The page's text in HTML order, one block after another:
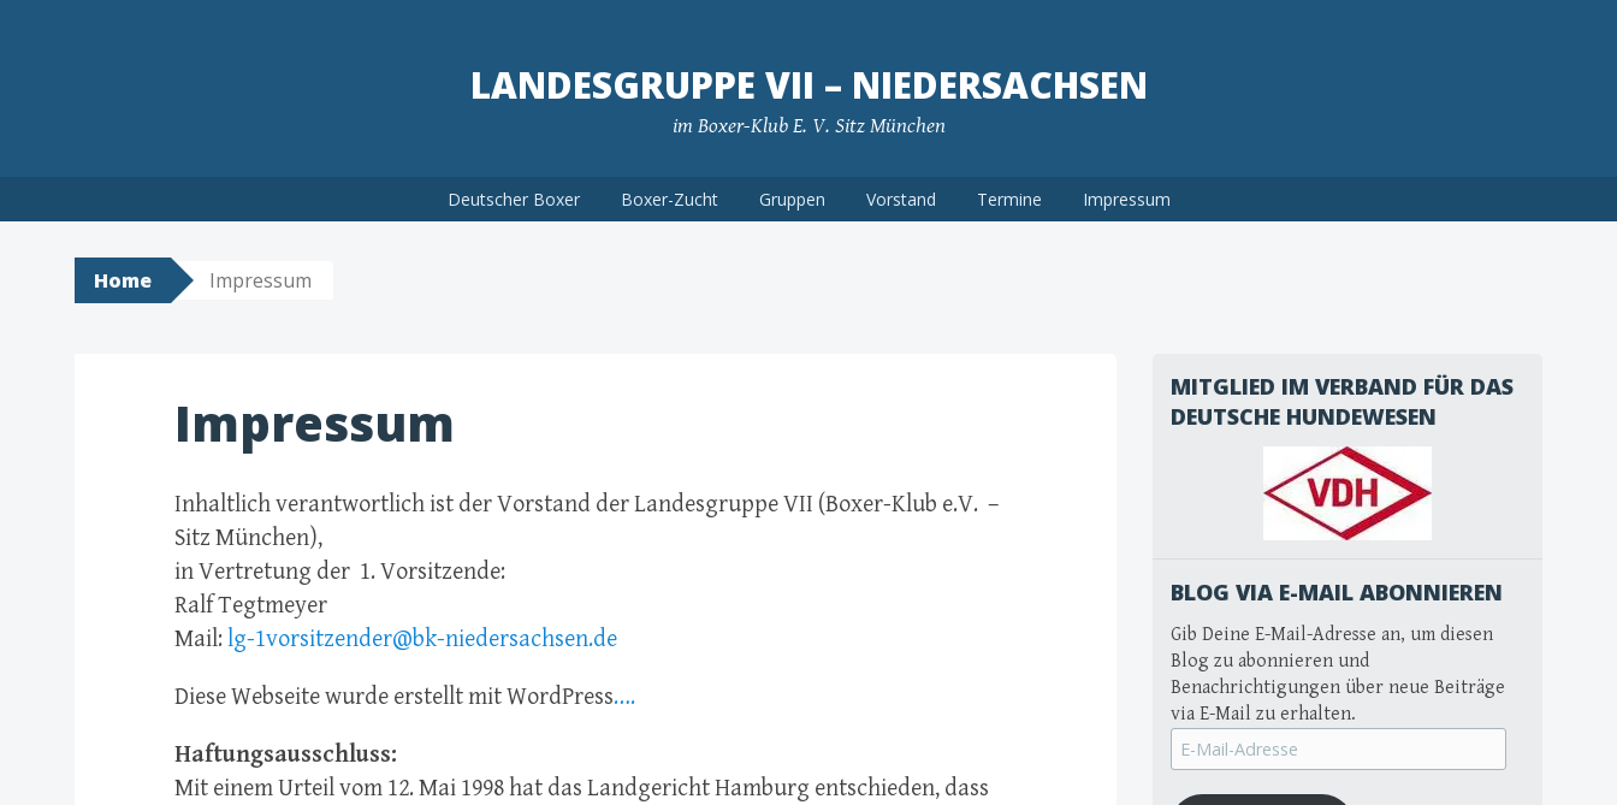
LANDESGRUPPE VII – NIEDERSACHSEN
im Boxer-Klub E. V. Sitz München
to
Deutscher Boxer Boxer-Zucht Gruppen Vorstand Termine Impressum
Home Impressum
Impressum
Inhaltlich verantwortlich ist der Vorstand der Landesgruppe VII (Boxer-Klub e.V. –
Sitz München),
in Vertretung der 1. Vorsitzende:
Ralf Tegtmeyer
Mail: lg-1vorsitzender@bk-niedersachsen.de
Diese Webseite wurde erstellt mit WordPress….
Haftungsausschluss:
Mit einem Urteil vom 12. Mai 1998 hat das Landgericht Hamburg entschieden, dass
MITGLIED IM VERBAND FÜR DAS
DEUTSCHE HUNDEWESEN
BLOG VIA E-MAIL ABONNIEREN
Gib Deine E-Mail-Adresse an, um diesen
Blog zu abonnieren und
Benachrichtigungen über neue Beiträge
via E-Mail zu erhalten.
E-
Mail-
Adresse